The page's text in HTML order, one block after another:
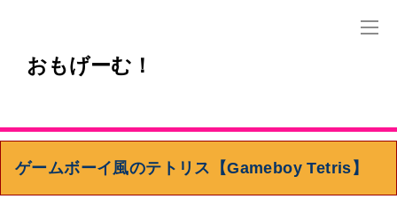
おもげーむ！
ゲームボーイ風のテトリス【Gameboy Tetris】